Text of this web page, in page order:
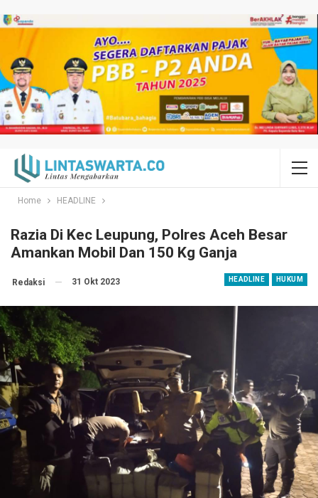
Home HEADLINE
Razia Di Kec Leupung, Polres Aceh Besar
Amankan Mobil Dan 150 Kg Ganja
HEADLINE HUKUM
Redaksi 31 Okt 2023